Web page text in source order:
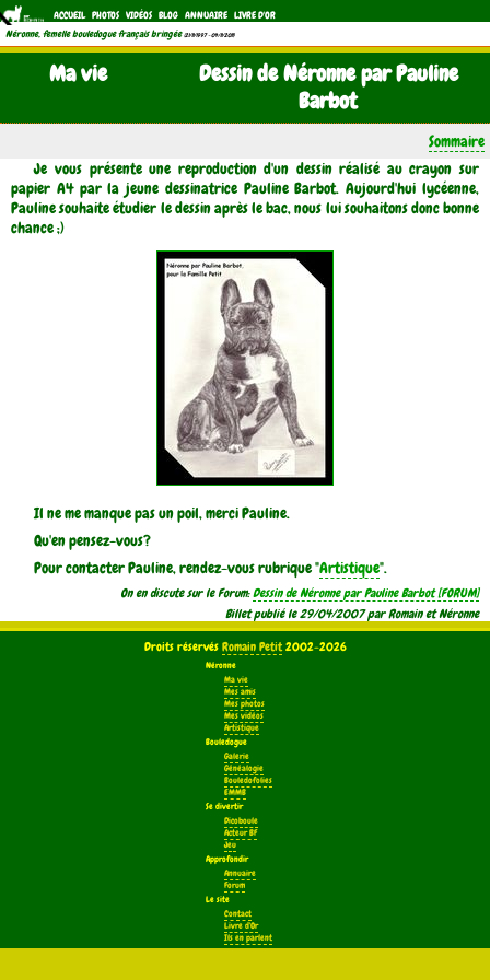
ACCUEIL PHOTOS VIDÉOS BLOG ANNUAIRE LIVRE D'OR
Néronne, femelle bouledogue français bringée (21/11/1997 - 04/11/2011)
Ma vie
Dessin de Néronne par Pauline
Barbot
Sommaire
Je vous présente une reproduction d'un dessin réalisé au crayon sur
papier A4 par la jeune dessinatrice Pauline Barbot. Aujourd'hui lycéenne,
Pauline souhaite étudier le dessin après le bac, nous lui souhaitons donc bonne
chance ;)
Il ne me manque pas un poil, merci Pauline.
Qu'en pensez-vous?
Pour contacter Pauline, rendez-vous rubrique "Artistique".
On en discute sur le Forum:Dessin de Néronne par Pauline Barbot
Billet publié le 29/04/2007 par Romain et Néronne
Droits réservés Romain Petit2002-2026
Néronne
Ma vie
Mes amis
Mes photos
Mes vidéos
Artistique
Bouledogue
Galerie
Généalogie
Bouledofolies
EMMB
Se divertir
Dicoboule
Acteur BF
Jeu
Approfondir
Annuaire
Forum
Le site
Contact
Livre d'Or
Ils en parlent